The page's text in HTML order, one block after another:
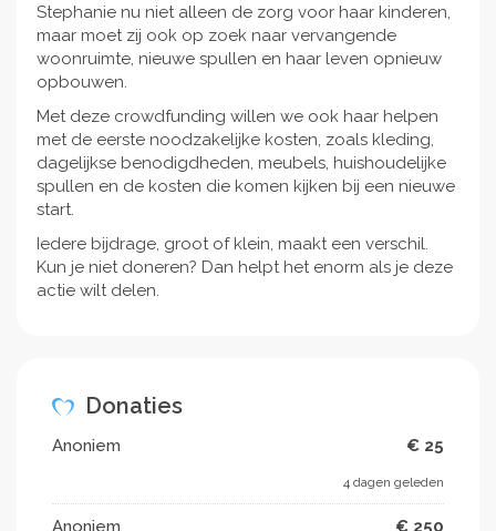
Stephanie nu niet alleen de zorg voor haar kinderen,
maar moet zij ook op zoek naar vervangende
woonruimte, nieuwe spullen en haar leven opnieuw
opbouwen.
Met deze crowdfunding willen we ook haar helpen
met de eerste noodzakelijke kosten, zoals kleding,
dagelijkse benodigdheden, meubels, huishoudelijke
spullen en de kosten die komen kijken bij een nieuwe
start.
Iedere bijdrage, groot of klein, maakt een verschil.
Kun je niet doneren? Dan helpt het enorm als je deze
actie wilt delen.
Donaties
Anoniem € 25
4 dagen geleden
Anoniem € 250